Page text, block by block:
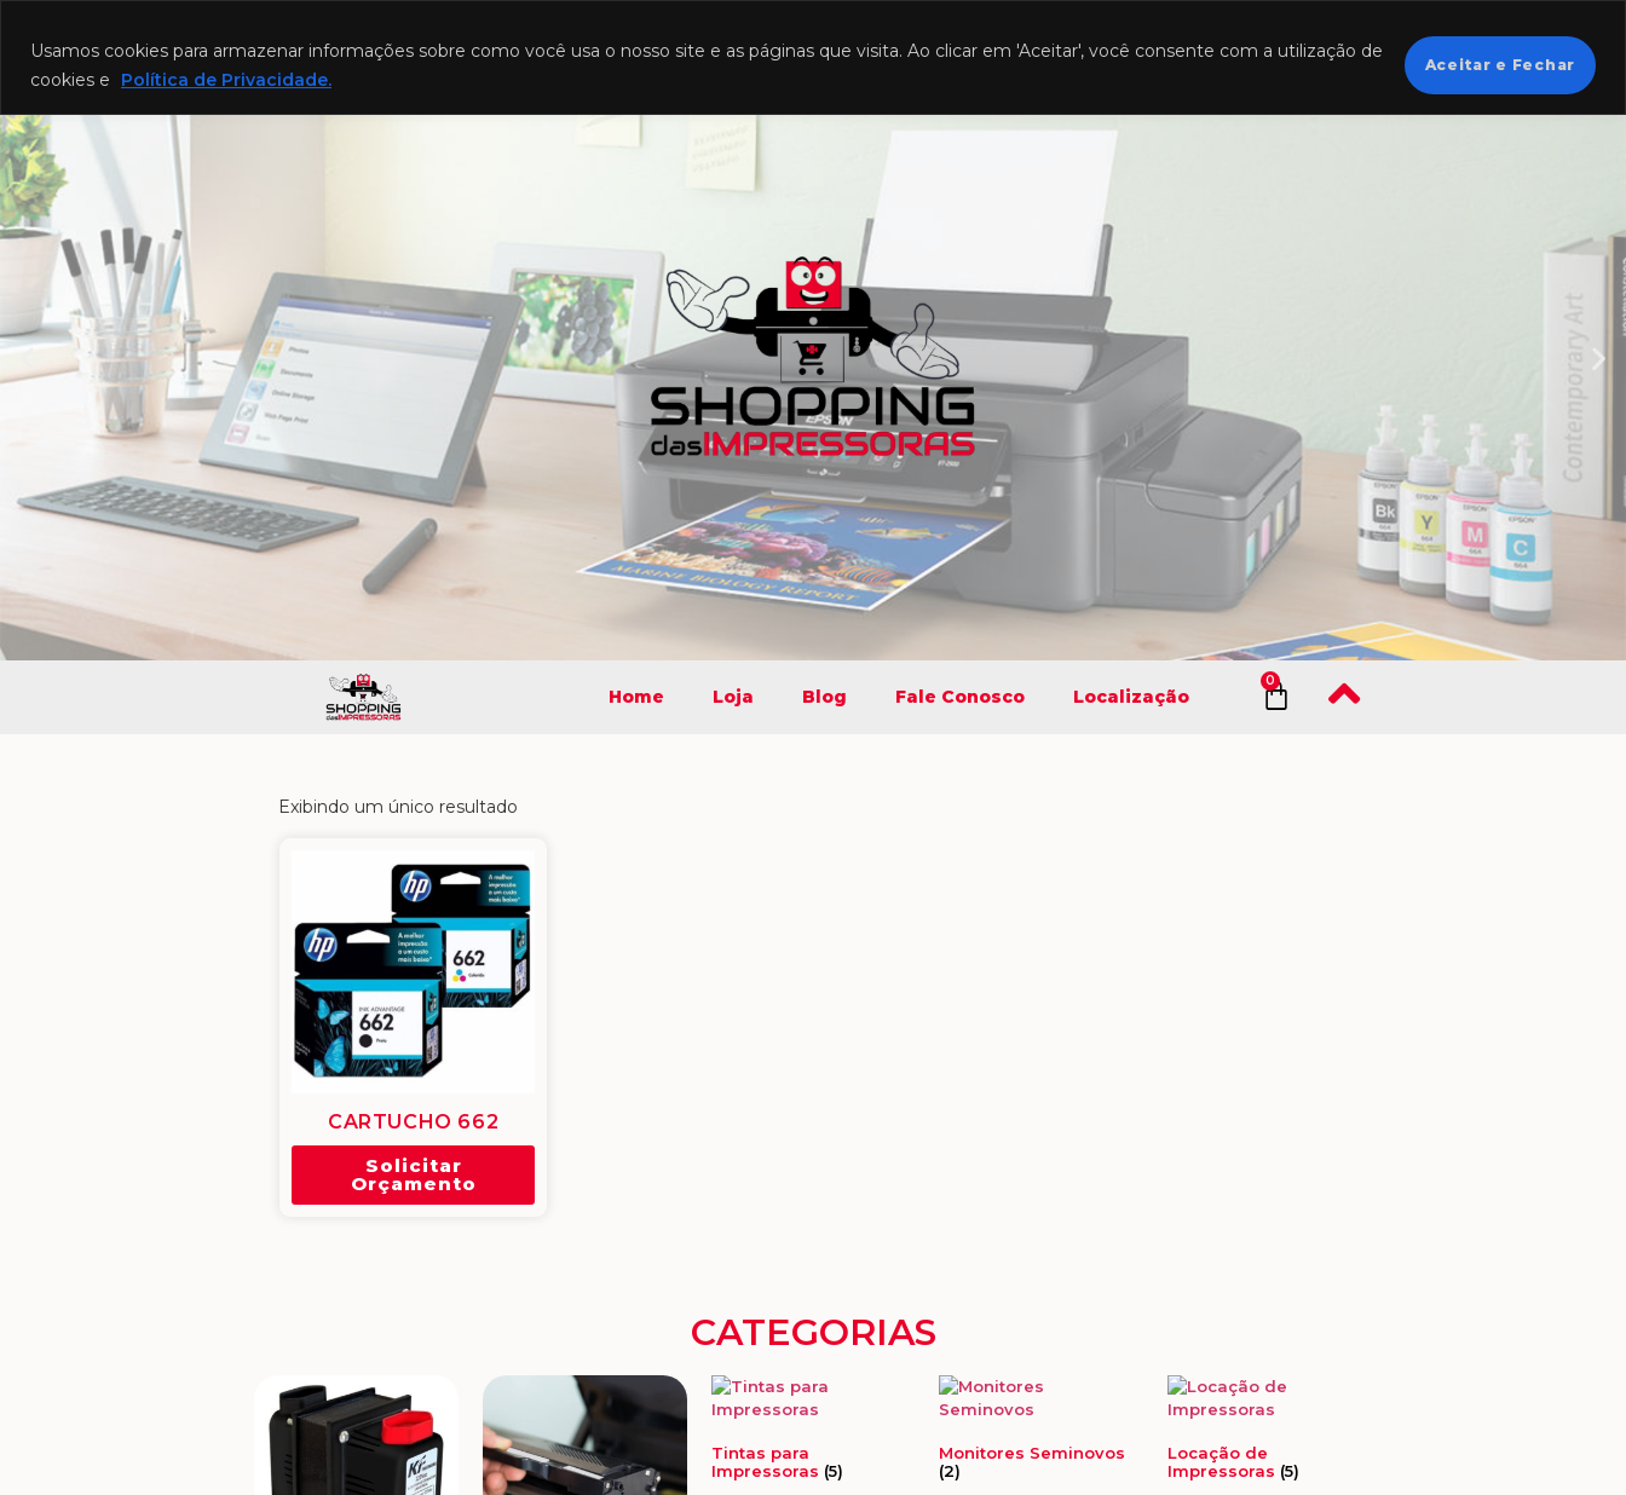
Usamos cookies para armazenar informações sobre como você usa o nosso site e as páginas que visita. Ao clicar em 'Aceitar', você consente com a utilização de
cookies e
Política de Privacidade.
Aceitar e Fechar
Home Loja Blog Fale Conosco Localização
Exibindo um único resultado
CARTUCHO 662
Solicitar
Orçamento
CATEGORIAS
Tintas para
Impressoras (5)
Monitores Seminovos
(2)
Locação de
Impressoras (5)